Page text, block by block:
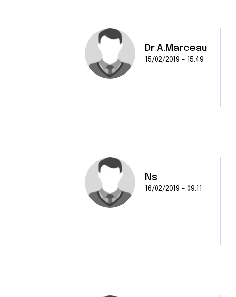
Dr A.Marceau
15/02/2019 - 15:49
Ns
16/02/2019 - 09:11